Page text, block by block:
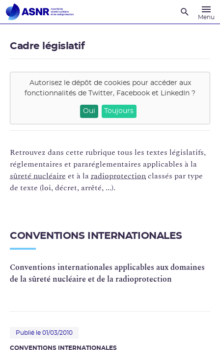
Menu
Cadre législatif
Autorisez le dépôt de cookies pour accéder aux
fonctionnalités de Twitter, Facebook et LinkedIn ?
Oui Toujours
Retrouvez dans cette rubrique tous les textes législatifs,
réglementaires et pararéglementaires applicables à la
sûreté nucléaire et à laradioprotectionclassés par type
de texte (loi, décret, arrêté, ...).
CONVENTIONS INTERNATIONALES
Conventions internationales applicables aux domaines
de la sûreté nucléaire et de la radioprotection
Publié le 01/03/2010
CONVENTIONS INTERNATIONALES